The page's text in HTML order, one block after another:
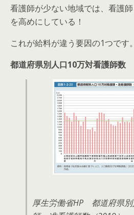
看護師が少ない地域では、看護
を高めにしている！
これが給料が違う要因の1つです。
都道府県別人口10万対看護師数
厚生労働省HP 都道府県